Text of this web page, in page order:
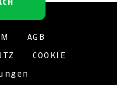
AGB
COOKIE